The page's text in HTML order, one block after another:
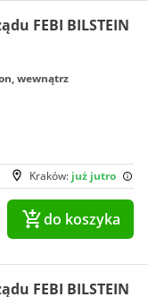
FEBI BILSTEIN
wewnątrz
Kraków: już jutro
do koszyka
FEBI BILSTEIN